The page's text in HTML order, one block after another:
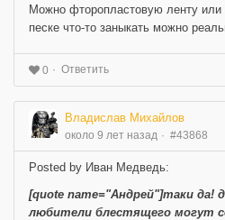
Можно фторопластовую ленту или
песке что-то заныкать можно
0 Ответить
Владислав Михайлов
около 9 лет назад #43868
Posted by Иван Медведь:
[quote name="Андрей"]таки да!
любители блестящего могут